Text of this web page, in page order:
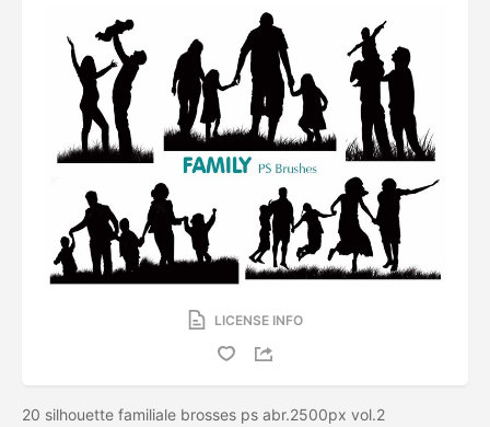
LICENSE INFO
20 silhouette familiale brosses ps abr.2500px vol.2